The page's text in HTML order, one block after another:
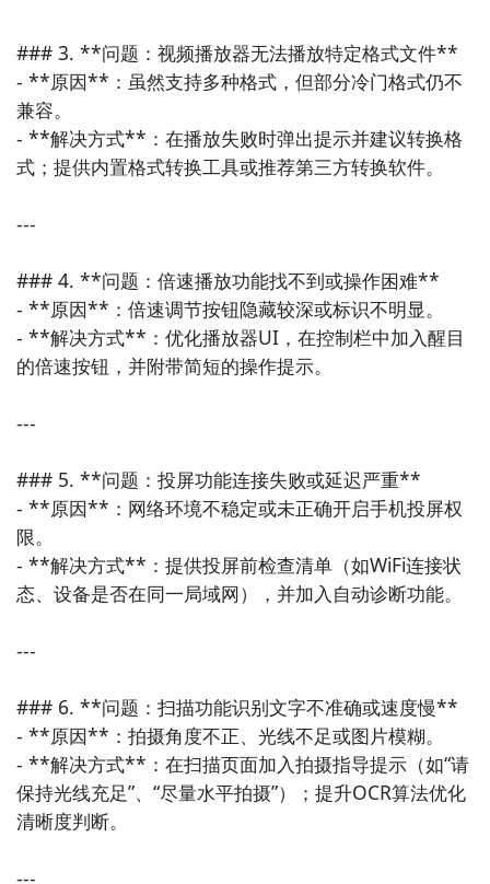
### 3. **问题：视频播放器无法播放特定格式文件**
- **原因**：虽然支持多种格式，但部分冷门格式仍不
兼容。
- **解决方式**：在播放失败时弹出提示并建议转换格
式；提供内置格式转换工具或推荐第三方转换软件。
---
### 4. **问题：倍速播放功能找不到或操作困难**
- **原因**：倍速调节按钮隐藏较深或标识不明显。
- **解决方式**：优化播放器UI，在控制栏中加入醒目
的倍速按钮，并附带简短的操作提示。
---
### 5. **问题：投屏功能连接失败或延迟严重**
- **原因**：网络环境不稳定或未正确开启手机投屏权
限。
- **解决方式**：提供投屏前检查清单（如WiFi连接状
态、设备是否在同一局域网），并加入自动诊断功能。
---
### 6. **问题：扫描功能识别文字不准确或速度慢**
- **原因**：拍摄角度不正、光线不足或图片模糊。
- **解决方式**：在扫描页面加入拍摄指导提示（如“请
保持光线充足”、“尽量水平拍摄”）；提升OCR算法优化
清晰度判断。
---